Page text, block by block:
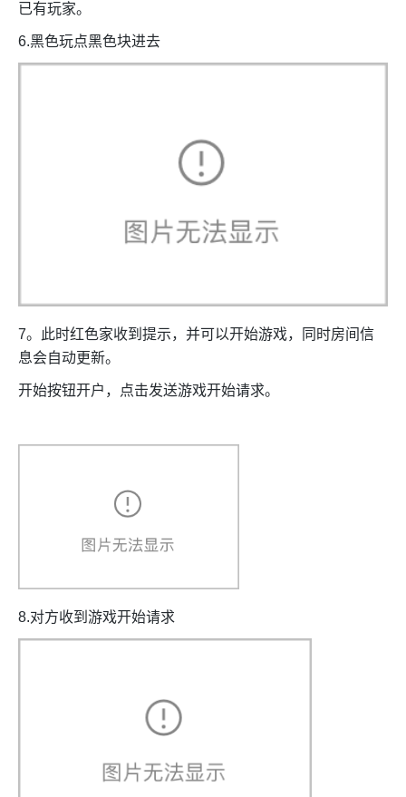
已有玩家。
6.黑色玩点黑色块进去
7。此时红色家收到提示，并可以开始游戏，同时房间信
息会自动更新。
开始按钮开户，点击发送游戏开始请求。
8.对方收到游戏开始请求